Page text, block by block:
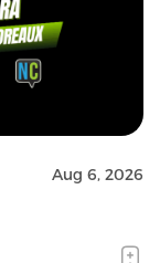
Aug 6, 2026